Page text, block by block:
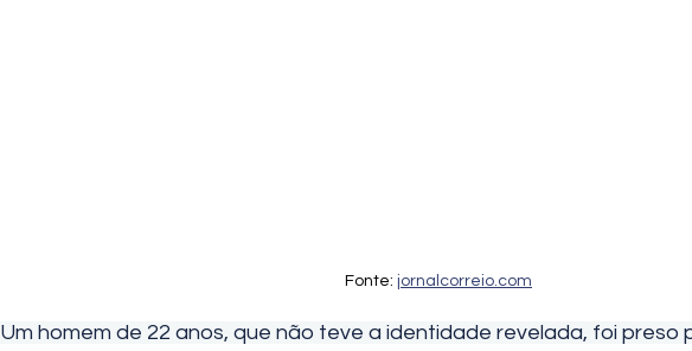
Fonte: jornalcorreio.com
Um homem de 22 anos, que não teve a identidade revelada, foi preso